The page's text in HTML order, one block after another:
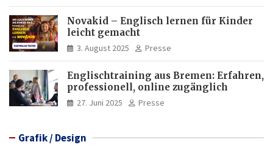
Novakid – Englisch lernen für Kinder
leicht gemacht
3. August 2025 Presse
Englischtraining aus Bremen: Erfahren,
professionell, online zugänglich
27. Juni 2025 Presse
Grafik / Design